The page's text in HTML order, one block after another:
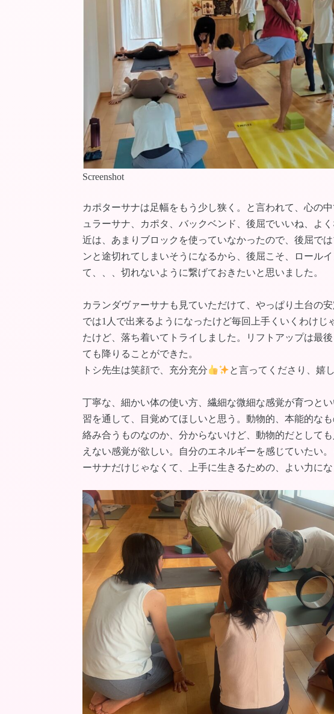
Screenshot
カポターサナは足幅をもう少し狭く。と言われて、心の中
ュラーサナ、カポタ、バックベンド、後屈でいいね、よ
近は、あまりブロックを使っていなかったので、後屈で
ンと途切れてしまいそうになるから、後屈こそ、ロール
て、、、切れないように繋げておきたいと思いました。
カランダヴァーサナも見ていただけて、やっぱり土台の
では1人で出来るようになったけど毎回上手くいくわけじ
たけど、落ち着いてトライしました。リフトアップは最
ても降りることができた。
トシ先生は笑顔で、充分充分
と言ってくださり、嬉
丁寧な、細かい体の使い方、繊細な微細な感覚が育つと
習を通して、目覚めてほしいと思う。動物的、本能的な
絡み合うものなのか、分からないけど、動物的だとして
えない感覚が欲しい。自分のエネルギーを感じていたい
ーサナだけじゃなくて、上手に生きるための、よい力にな